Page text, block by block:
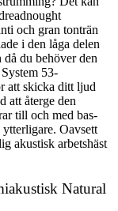
och gran tonträn
i den låga delen
du behöver den
53-
att skicka ditt ljud
att återge den
till och med bas-
Oavsett
akustisk arbetshäst
Natural